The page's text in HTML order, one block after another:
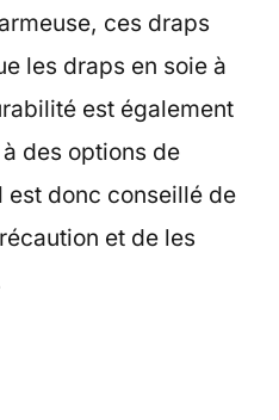
ces draps
les draps en soie à
est également
des options de
est donc conseillé de
et de les